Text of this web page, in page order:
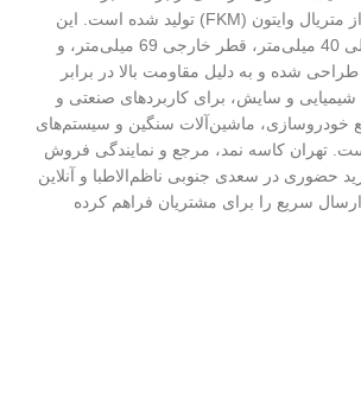
است که با استفاده از متریال وایتون (FKM) تولید شده است. این
محصول با قطر داخلی 40 میلی‌متر، قطر خارجی 69 میلی‌متر، و
طراحی شده و به دلیل مقاومت بالا در برابر
شیمیایی و سایش، برای کاربردهای صنعتی و
خودروسازی، ماشین‌آلات سنگین و سیستم‌های
تهران کاسه نمد، مرجع و نمایندگی فروش
حضوری در سعدی جنوبی ناظم‌الاطبا و آنلاین
سریع را برای مشتریان فراهم کرده